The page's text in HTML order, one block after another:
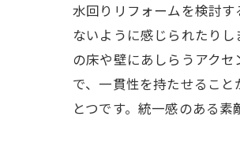
水回りリフォームを検討
ないように感じられたり
の床や壁にあしらうアク
で、一貫性を持たせるこ
とつです。統一感のある